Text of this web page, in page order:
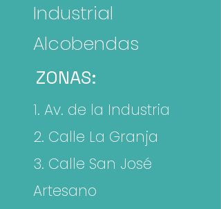
Industrial
Alcobendas
ZONAS:
1. Av. de la Industria
2. Calle La Granja
3. Calle San José
Artesano